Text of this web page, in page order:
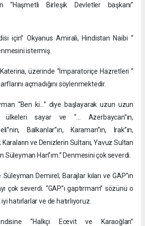
“Haşmetli Birleşik Devletler başkanı”
için” Okyanus Amirali, Hindistan Naibi “
istermiş.
üzerinde “İmparatoriçe Hazretleri “
açmadığını söylenmektedir.
“Ben ki…” diye başlayarak uzun uzun
ülkeleri sayar ve “… Azerbaycan”ın,
Balkanlar”ın, Karaman”ın, Irak”ın,
Karaların ve Denizlerin Sultanı, Yavuz Sultan
Süleyman Han”ım.” Denmesini çok severdi.
Demirel; Barajlar kıları ve GAP”ın
çok severdi. “GAP”ı gaptırmam” sözünü o
hatırlarlar ve de hatırlıyoruz.
“Halkçı Ecevit ve Karaoğlan”